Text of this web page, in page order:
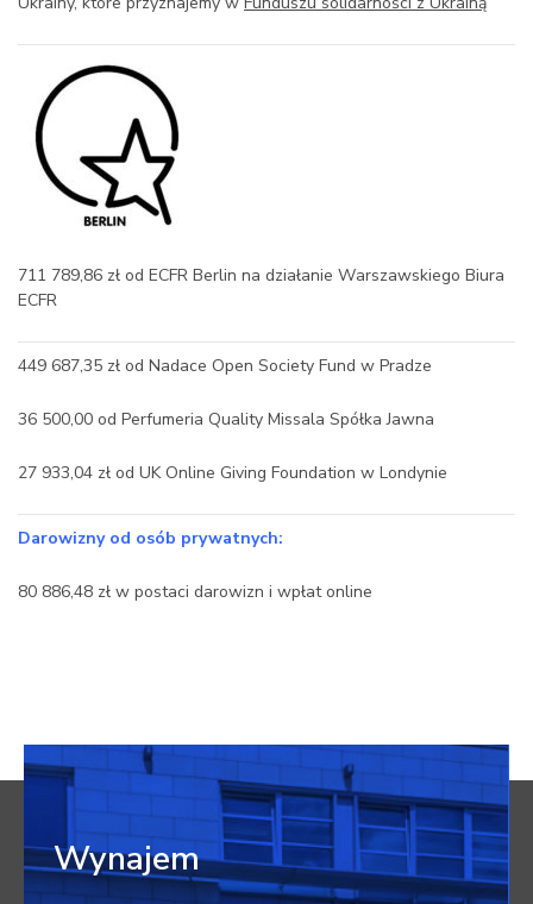
711 789,86 zł od ECFR Berlin na działanie Warszawskiego Biura
ECFR
449 687,35 zł od Nadace Open Society Fund w Pradze
36 500,00 od Perfumeria Quality Missala Spółka Jawna
27 933,04 zł od UK Online Giving Foundation w Londynie
Darowizny od osób prywatnych:
80 886,48 zł w postaci darowizn i wpłat online
Wynajem